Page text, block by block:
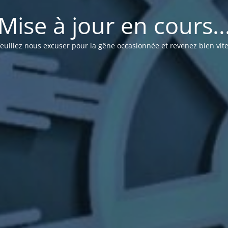
à jour en
nous excuser pour la gêne occasionnée et revenez bien